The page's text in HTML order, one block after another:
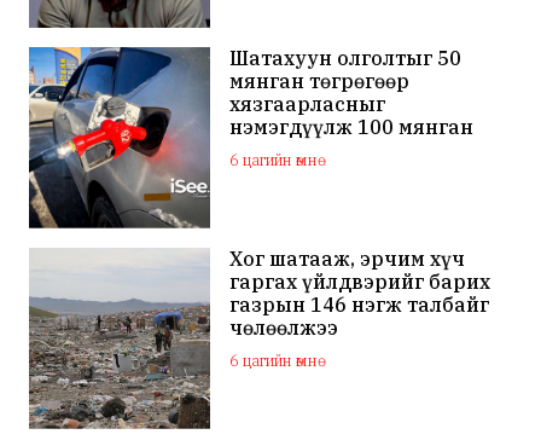
Шатахуун олголтыг 50
мянган төгрөгөөр
хязгаарласныг
нэмэгдүүлж 100 мянган
төгрөгт хүргэхээр судалж
байна
6 цагийн өмнө
Хог шатааж, эрчим хүч
гаргах үйлдвэрийг барих
газрын 146 нэгж талбайг
чөлөөлжээ
6 цагийн өмнө